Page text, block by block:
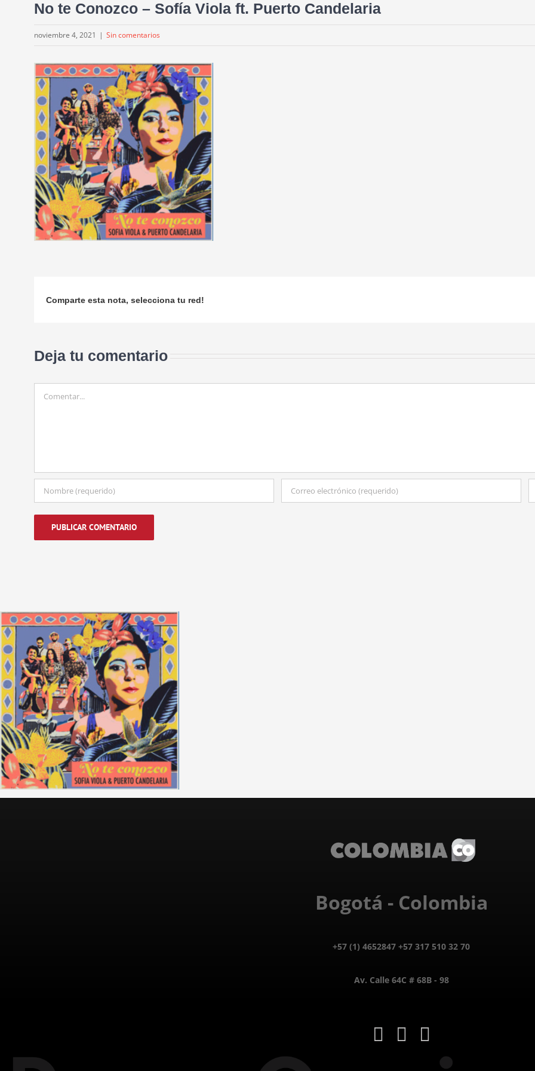
No te Conozco – Sofía Viola ft. Puerto Candelaria
noviembre 4, 2021 | Sin comentarios
Comparte esta nota, selecciona tu red!
Deja tu comentario
Bogotá - Colombia
+57 (1) 4652847 +57 317 510 32 70
Av. Calle 64C # 68B - 98